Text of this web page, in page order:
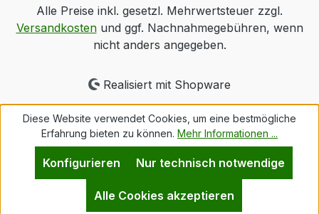
Alle Preise inkl. gesetzl. Mehrwertsteuer zzgl.
Versandkostenund ggf. Nachnahmegebühren, wenn
nicht anders angegeben.
Realisiert mit Shopware
Diese Website verwendet Cookies, um eine bestmögliche
Erfahrung bieten zu können. Mehr Informationen ...
Nur technisch notwendige
Konfigurieren
Alle Cookies akzeptieren